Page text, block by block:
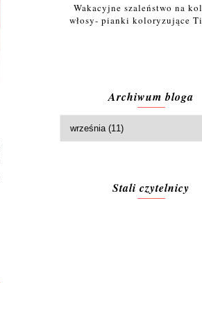
Wakacyjne szaleństwo na
włosy- pianki koloryzujące
Archiwum bloga
Stali czytelnicy